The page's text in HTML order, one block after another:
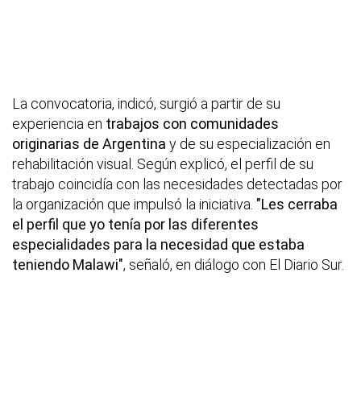
La convocatoria, indicó, surgió a partir de su
experiencia en trabajos con comunidades
originarias de Argentina y de su especialización en
rehabilitación visual. Según explicó, el perfil de su
trabajo coincidía con las necesidades detectadas por
la organización que impulsó la iniciativa. "Les cerraba
el perfil que yo tenía por las diferentes
especialidades para la necesidad que estaba
teniendo Malawi", señaló, en diálogo con El Diario Sur.